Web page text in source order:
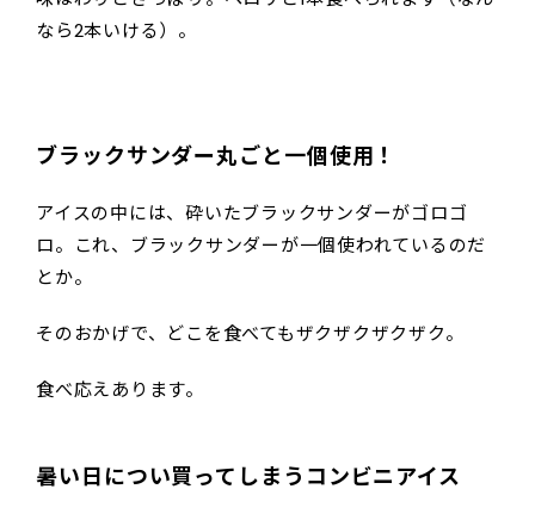
なら2本いける）。
ブラックサンダー丸ごと一個使用！
アイスの中には、砕いたブラックサンダーがゴロゴ
ロ。これ、ブラックサンダーが一個使われているのだ
とか。
そのおかげで、どこを食べてもザクザクザクザク。
食べ応えあります。
暑い日につい買ってしまうコンビニアイス